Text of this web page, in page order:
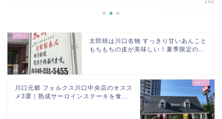
太郎焼は川口名物 すっきり甘いあんこと
もちもちの皮が美味しい！夏季限定の...
川口元郷 フォルクス川口中央店のオスス
メ3選｜熟成サーロインステーキを食...